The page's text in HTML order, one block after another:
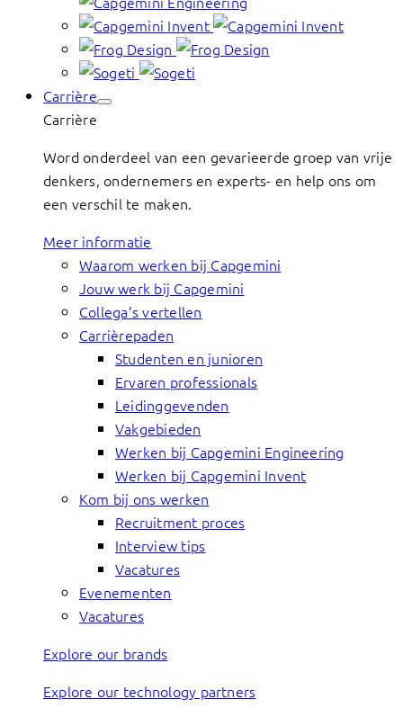
Carrière
Carrière
Word onderdeel van een gevarieerde groep van vrije
denkers, ondernemers en experts- en help ons om
een verschil te maken.
Meer informatie
Waarom werken bij Capgemini
Jouw werk bij Capgemini
Collega’s vertellen
Carrièrepaden
Studenten en junioren
Ervaren professionals
Leidinggevenden
Vakgebieden
Werken bij Capgemini Engineering
Werken bij Capgemini Invent
Kom bij ons werken
Recruitment proces
Interview tips
Vacatures
Evenementen
Vacatures
Explore our brands
Explore our technology partners